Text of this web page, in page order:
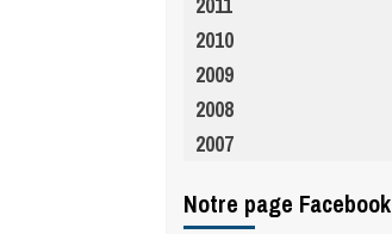
2010
2009
2008
2007
Notre page Facebook